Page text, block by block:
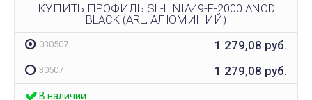
КУПИТЬ ПРОФИЛЬ SL-LINIA49-F-2000 ANOD
BLACK (ARL, АЛЮМИНИЙ)
030507 1 279,08 руб.
30507 1 279,08 руб.
В наличии